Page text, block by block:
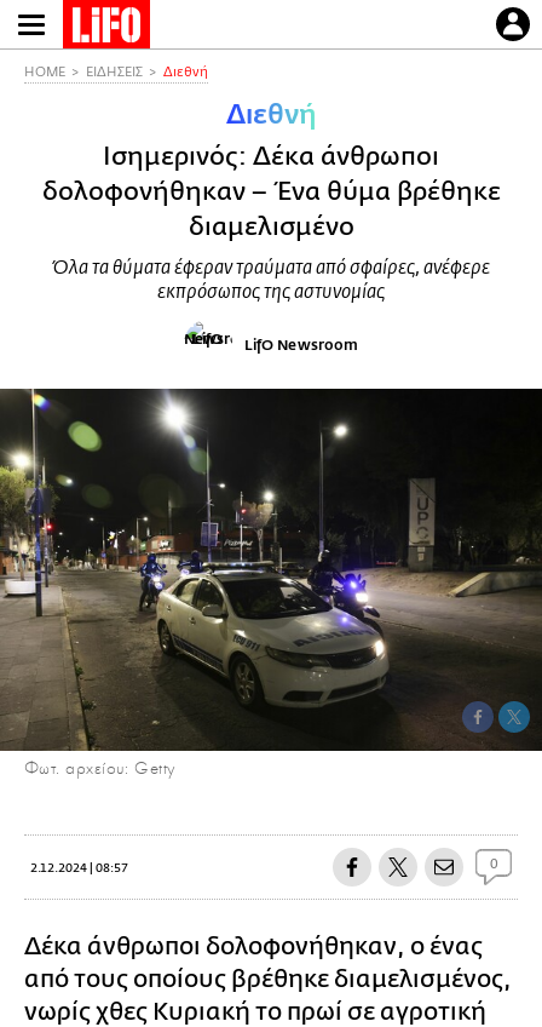
Παράκαμψη
προς
HOME ΕΙΔΗΣΕΙΣ Διεθνή
Διεθνή
Ισημερινός: Δέκα άνθρωποι
δολοφονήθηκαν – Ένα θύμα βρέθηκε
διαμελισμένο
Όλα τα θύματα έφεραν τραύματα από σφαίρες, ανέφερε
εκπρόσωπος της αστυνομίας
LifO Newsroom
Φωτ. αρχείου: Getty
2.12.2024 | 08:57 0
Δέκα άνθρωποι δολοφονήθηκαν, ο ένας
από τους οποίους βρέθηκε διαμελισμένος,
νωρίς χθες Κυριακή το πρωί σε αγροτική